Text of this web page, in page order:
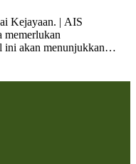
Kejayaan. | AIS
ini akan menunjukkan…